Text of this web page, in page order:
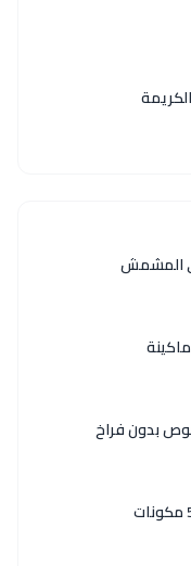
المشمش
بدون فراخ